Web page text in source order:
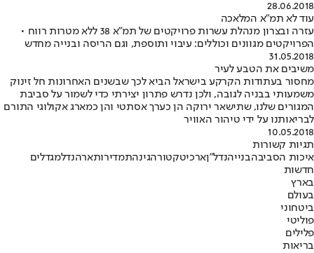
28.06.2018
עוד לא תמ"א המלאכה
עזרה ובצרון מנהלת עשרות פרויקטים של תמ"א 38 ללא מטרות רווח •
הפרויקטים מגוונים וכוללים: עיבוי ותוספת, וגם הריסה ובנייה מחדש
31.05.2018
משיבים את הטבע לעיר
מחסור בעתודות הקרקע בישראל הביא לכך שבשנים האחרונות חל זינוק
משמעותי בבניה לגובה, ולכן נדרש פתרון יצירתי כדי לשמור על סביבת
המגורים שלנו, שתישאר ירוקה הן כערך אסתטי והן כמארג אקולוגי התורם
לבריאותנו על ידי טיהור האוויר
10.05.2018
תגיות קשורות
איכות הסביבהבנייהנדל"ןארכיטקטורהגינהתמדירותארהנדלמגדלים
חדשות
בארץ
בעולם
ביטחוני
פוליטי
פלילים
בריאות